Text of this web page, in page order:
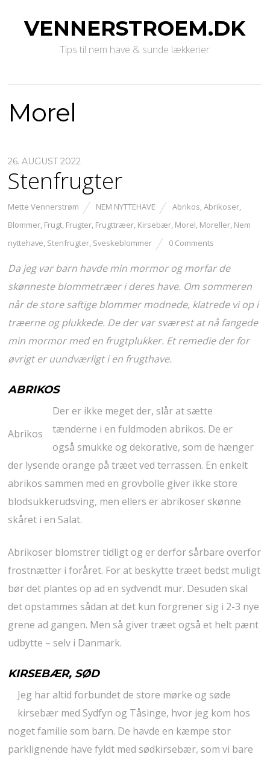
VENNERSTROEM.DK
Tips til nem have & sunde lækkerier
Morel
26. AUGUST 2022
Stenfrugter
Mette Vennerstrøm NEM NYTTEHAVE Abrikos,Abrikoser,
Blommer, Frugt, Frugter, Frugttræer, Kirsebær, Morel, Moreller, Nem
nyttehave, Stenfrugter, Sveskeblommer 0 Comments
Da jeg var barn havde min mormor og morfar de
skønneste blommetræer i deres have. Om sommeren
når de store saftige blommer modnede, klatrede vi op i
træerne og plukkede. De der var sværest at nå fangede
min mormor med en frugtplukker. Et remedie der for
øvrigt er uundværligt i en frugthave.
ABRIKOS
Abrikos
Der er ikke meget der, slår at sætte
tænderne i en fuldmoden abrikos. De er
også smukke og dekorative, som de hænger
der lysende orange på træet ved terrassen. En enkelt
abrikos sammen med en grovbolle giver ikke store
blodsukkerudsving, men ellers er abrikoser skønne
skåret i en Salat.
Abrikoser blomstrer tidligt og er derfor sårbare overfor
frostnætter i foråret. For at beskytte træet bedst muligt
bør det plantes op ad en sydvendt mur. Desuden skal
det opstammes sådan at det kun forgrener sig i 2-3 nye
grene ad gangen. Men så giver træet også et helt pænt
udbytte – selv i Danmark.
KIRSEBÆR, SØD
Jeg har altid forbundet de store mørke og søde
kirsebær med Sydfyn og Tåsinge, hvor jeg kom hos
noget familie som barn. De havde en kæmpe stor
parklignende have fyldt med sødkirsebær, som vi bare